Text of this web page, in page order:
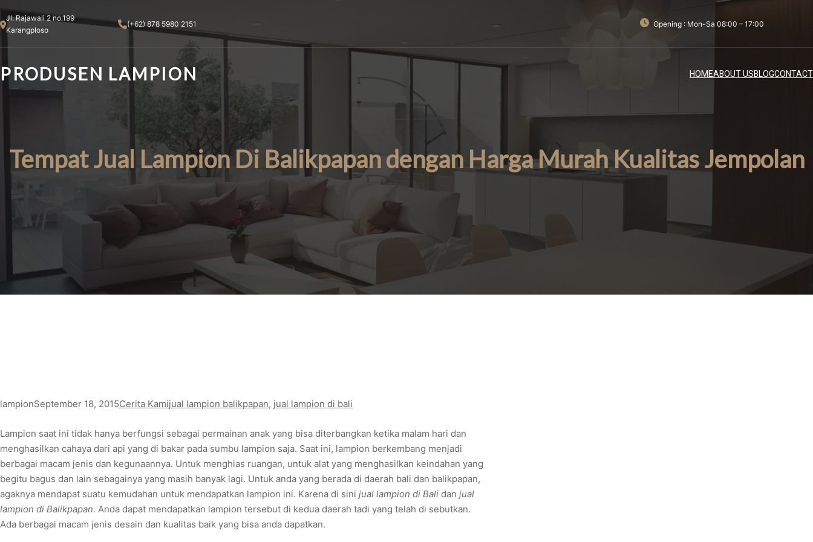
to
content
Jl. Rajawali 2 no.199
Karangploso
(+62) 878 5980 2151 Opening : Mon-Sa 08:00 – 17:00
PRODUSEN LAMPION HOMEABOUT USBLOGCONTACT
Tempat Jual Lampion Di Balikpapan dengan Harga Murah Kualitas Jempolan
lampionSeptember 18, 2015Cerita Kamijual lampion balikpapan, jual lampion di bali
Lampion saat ini tidak hanya berfungsi sebagai permainan anak yang bisa diterbangkan ketika malam hari dan
menghasilkan cahaya dari api yang di bakar pada sumbu lampion saja. Saat ini, lampion berkembang menjadi
berbagai macam jenis dan kegunaannya. Untuk menghias ruangan, untuk alat yang menghasilkan keindahan yang
begitu bagus dan lain sebagainya yang masih banyak lagi. Untuk anda yang berada di daerah bali dan balikpapan,
agaknya mendapat suatu kemudahan untuk mendapatkan lampion ini. Karena di sini jual lampion di Bali dan jual
lampion di Balikpapan. Anda dapat mendapatkan lampion tersebut di kedua daerah tadi yang telah di sebutkan.
Ada berbagai macam jenis desain dan kualitas baik yang bisa anda dapatkan.